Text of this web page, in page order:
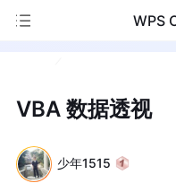
WPS
VBA 数据透视
少年1515